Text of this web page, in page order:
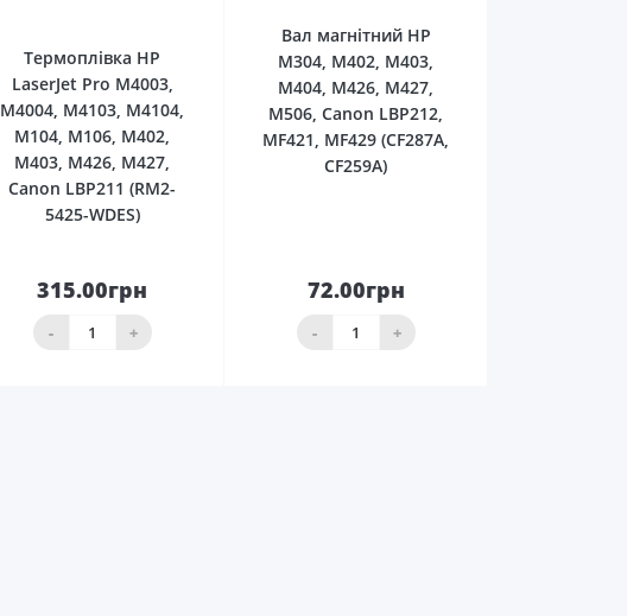
Термоплівка HP
LaserJet Pro M4003,
M4004, M4103, M4104,
M104, M106, M402,
M403, M426, M427,
Canon LBP211 (RM2-
5425-WDES)
315.00грн
- +
До
кошика
Вал магнітний HP
M304, M402, M403,
M404, M426, M427,
M506, Canon LBP212,
MF421, MF429 (CF287A,
CF259A)
72.00грн
- +
кошика